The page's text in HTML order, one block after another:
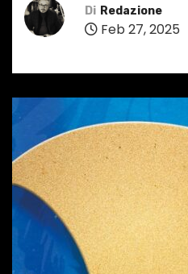
Di Redazione
Feb 27, 2025